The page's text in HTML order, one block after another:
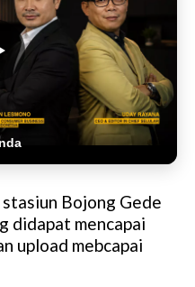
Bojong Gede
didapat mencapai
upload mebcapai